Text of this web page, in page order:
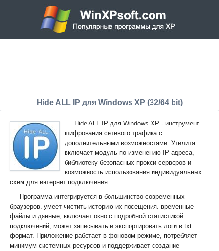
Hide ALL IP для Windows XP (32/64 bit)
Hide ALL IP для Windows XP - инструмент
шифрования сетевого трафика с
дополнительными возможностями. Утилита
включает модуль по изменению IP адреса,
библиотеку безопасных прокси серверов и
возможность использования индивидуальных
схем для интернет подключения.
Программа интегрируется в большинство современных
браузеров, умеет чистить историю их посещения, временные
файлы и данные, включает окно с подробной статистикой
подключений, может записывать и экспортировать логи в txt
формат. Приложение работает в фоновом режиме, потребляет
минимум системных ресурсов и поддерживает создание